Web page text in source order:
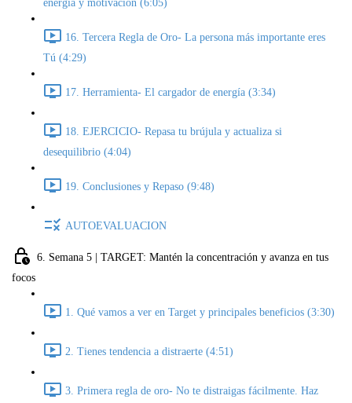
energía y motivación (6:05)
16. Tercera Regla de Oro- La persona más importante eres
Tú (4:29)
17. Herramienta- El cargador de energía (3:34)
18. EJERCICIO- Repasa tu brújula y actualiza si
desequilibrio (4:04)
19. Conclusiones y Repaso (9:48)
AUTOEVALUACION
6. Semana 5 | TARGET: Mantén la concentración y avanza en tus
focos
1. Qué vamos a ver en Target y principales beneficios (3:30)
2. Tienes tendencia a distraerte (4:51)
3. Primera regla de oro- No te distraigas fácilmente. Haz